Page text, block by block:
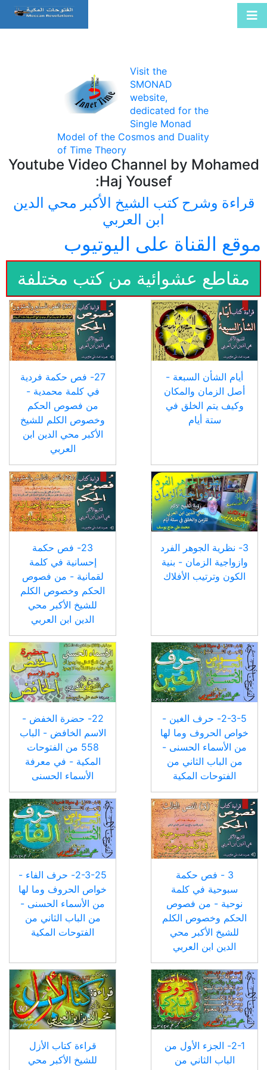
Visit the
SMONAD
website,
dedicated for the
Single Monad
Model of the Cosmos and Duality
of Time Theory
Youtube Video Channel by Mohamed
Haj Yousef:
قراءة وشرح كتب الشيخ الأكبر محي الدين
ابن العربي
موقع القناة على اليوتيوب
مقاطع عشوائية من كتب مختلفة
أيام الشأن السبعة -
أصل الزمان والمكان
وكيف يتم الخلق في
ستة أيام
27- فص حكمة فردية
في كلمة محمدية -
من فصوص الحكم
وخصوص الكلم للشيخ
الأكبر محي الدين ابن
العربي
3- نظرية الجوهر الفرد
وازواجية الزمان - بنية
الكون وترتيب الأفلاك
23- فص حكمة
إحسانية في كلمة
لقمانية - من فصوص
الحكم وخصوص الكلم
للشيخ الأكبر محي
الدين ابن العربي
2-3-5- حرف الغين -
خواص الحروف وما لها
من الأسماء الحسنى -
من الباب الثاني من
الفتوحات المكية
22- حضرة الخفض -
الاسم الخافض - الباب
558 من الفتوحات
المكية - في معرفة
الأسماء الحسنى
3 - فص حكمة
سبوحية في كلمة
نوحية - من فصوص
الحكم وخصوص الكلم
للشيخ الأكبر محي
الدين ابن العربي
2-3-25- حرف الفاء -
خواص الحروف وما لها
من الأسماء الحسنى -
من الباب الثاني من
الفتوحات المكية
2-1- الجزء الأول من
الباب الثاني من
قراءة كتاب الأزل
للشيخ الأكبر محي